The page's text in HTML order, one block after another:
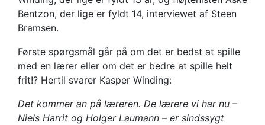
Bentzon, der lige er fyldt 14, interviewet af Steen
Bramsen.
Første spørgsmål går på om det er bedst at spille
med en lærer eller om det er bedre at spille helt
frit!? Hertil svarer Kasper Winding:
Det kommer an på læreren. De lærere vi har nu –
Niels Harrit og Holger Laumann – er sindssygt